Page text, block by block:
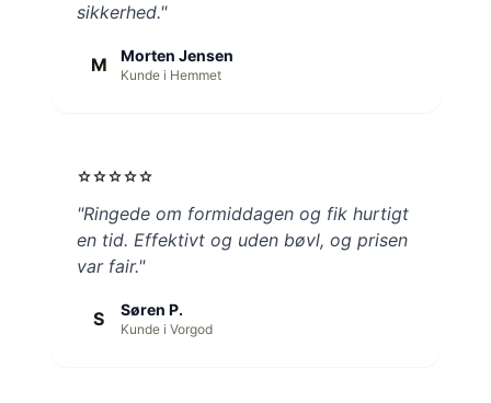
sikkerhed."
M Morten Jensen
Kunde i Hemmet
starstarstarstarstar
"Ringede om formiddagen og fik hurtigt
en tid. Effektivt og uden bøvl, og prisen
var fair."
S Søren P.
Kunde i Vorgod